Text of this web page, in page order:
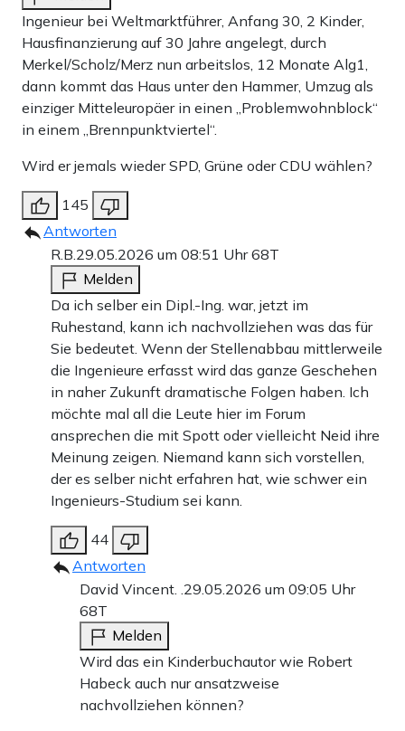
Ingenieur bei Weltmarktführer, Anfang 30, 2 Kinder,
Hausfinanzierung auf 30 Jahre angelegt, durch
Merkel/Scholz/Merz nun arbeitslos, 12 Monate Alg1,
dann kommt das Haus unter den Hammer, Umzug als
einziger Mitteleuropäer in einen „Problemwohnblock“
in einem „Brennpunktviertel“.
Wird er jemals wieder SPD, Grüne oder CDU wählen?
145
Antworten
R.B.29.05.2026 um 08:51 Uhr68T
Melden
Da ich selber ein Dipl.-Ing. war, jetzt im
Ruhestand, kann ich nachvollziehen was das für
Sie bedeutet. Wenn der Stellenabbau mittlerweile
die Ingenieure erfasst wird das ganze Geschehen
in naher Zukunft dramatische Folgen haben. Ich
möchte mal all die Leute hier im Forum
ansprechen die mit Spott oder vielleicht Neid ihre
Meinung zeigen. Niemand kann sich vorstellen,
der es selber nicht erfahren hat, wie schwer ein
Ingenieurs-Studium sei kann.
44
Antworten
David Vincent. .29.05.2026 um 09:05 Uhr
68T
Melden
Wird das ein Kinderbuchautor wie Robert
Habeck auch nur ansatzweise
nachvollziehen können?